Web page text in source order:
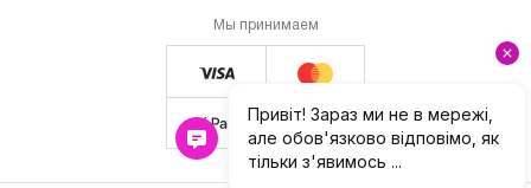
Мы принимаем